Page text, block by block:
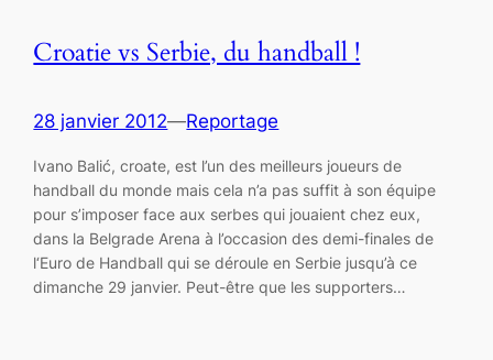
Croatie vs Serbie, du handball !
28 janvier 2012—Reportage
Ivano Balić, croate, est l’un des meilleurs joueurs de
handball du monde mais cela n’a pas suffit à son équipe
pour s’imposer face aux serbes qui jouaient chez eux,
dans la Belgrade Arena à l’occasion des demi-finales de
l‘Euro de Handball qui se déroule en Serbie jusqu’à ce
dimanche 29 janvier. Peut-être que les supporters…